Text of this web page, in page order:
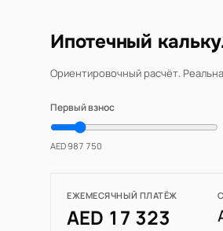
Ипотечный
Ориентировочный расчёт.
Первый взнос
AED 987 750
ЕЖЕМЕСЯЧНЫЙ ПЛАТЁЖ
AED 17 323